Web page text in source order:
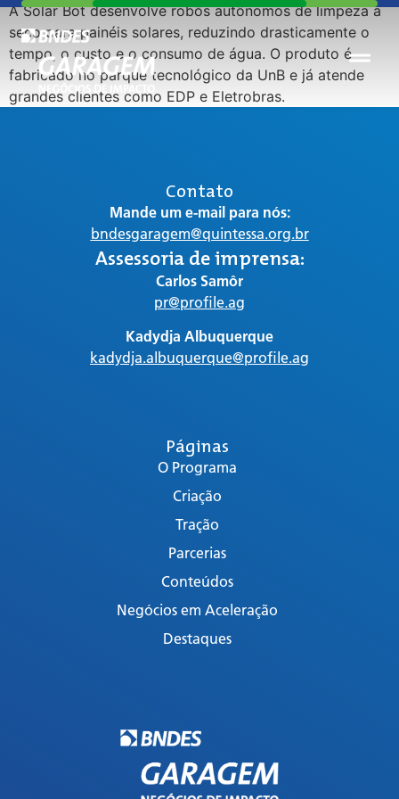
A Solar Bot desenvolve robôs autônomos de limpeza a
seco para painéis solares, reduzindo drasticamente o
tempo, o custo e o consumo de água. O produto é
fabricado no parque tecnológico da UnB e já atende
grandes clientes como EDP e Eletrobras.
Páginas
O Programa
Criação
Tração
Parcerias
Conteúdos
Negócios em Aceleração
Destaques
Contato
Mande um e-mail para nós:
bndesgaragem@quintessa.org.br
Assessoria de imprensa:
Carlos Samôr
pr@profile.ag
Kadydja Albuquerque
kadydja.albuquerque@profile.ag